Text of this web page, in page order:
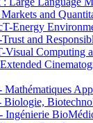
and
Energy
and
Computing